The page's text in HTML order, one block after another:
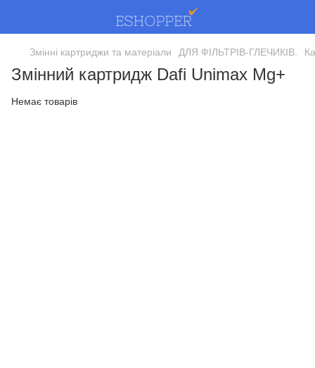
Змінні картриджи та матеріали ДЛЯ ФІЛЬТРІВ-ГЛЕЧИКІВ.
Змінний картридж Dafi Unimax Mg+
Немає товарів